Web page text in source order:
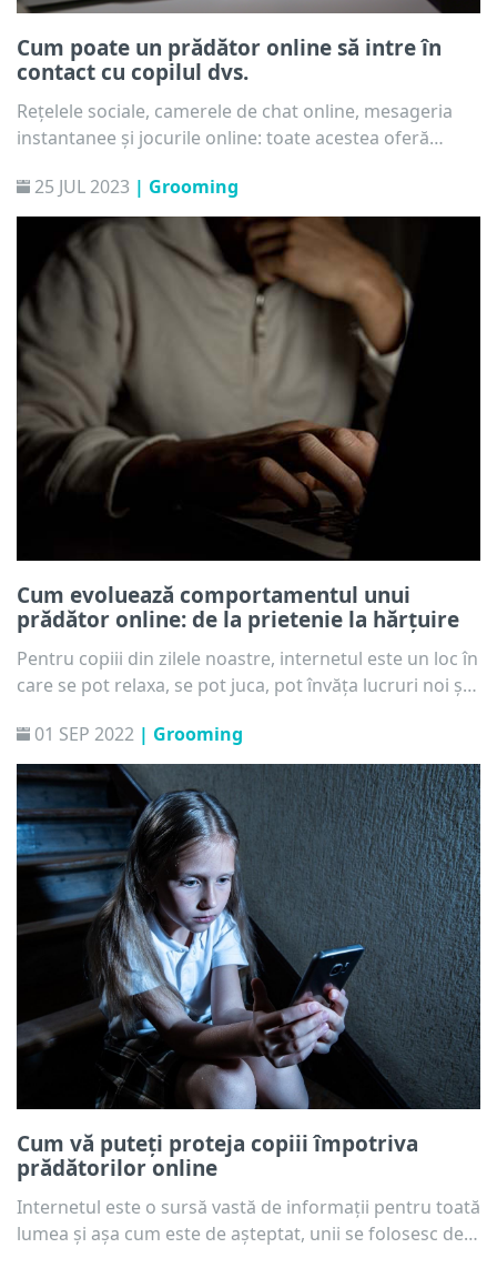
Cum poate un prădător online să intre în
contact cu copilul dvs.
Rețelele sociale, camerele de chat online, mesageria
instantanee și jocurile online: toate acestea oferă
cu prietenii lor și se pot distra împărtășind videoclipuri
și jucând jocuri online. În același timp, însă, acestea
permit oricui să intre foarte ușor în contact cu copilul
dvs., fie că vorbim de un mesaj privat, de un
comentariu la un videoclip sau printr-un serviciu de
chat vocal folosit în timpul unui joc online.
25 JUL 2023 | Grooming
Cum evoluează comportamentul unui
prădător online: de la prietenie la hărțuire
Pentru copiii din zilele noastre, internetul este un loc în
care se pot relaxa, se pot juca, pot învăța lucruri noi și
poate deveni și o zonă de pericol atunci când indivizi
aparent prietenoși vizează copiii cu intenții malițioase –
prădătorii online sunt o amenințare reală. Cum
recunoașteți când persoana din spatele celuilalt ecran
vrea să-i facă rău copilului dvs.?
01 SEP 2022 | Grooming
Cum vă puteți proteja copiii împotriva
prădătorilor online
Internetul este o sursă vastă de informații pentru toată
lumea și așa cum este de așteptat, unii se folosesc de